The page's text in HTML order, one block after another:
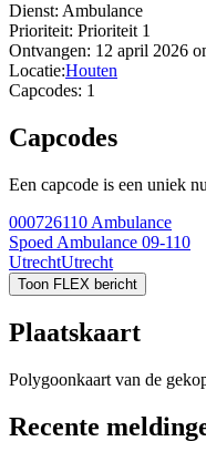
Dienst: Ambulance
Prioriteit: Prioriteit 1
Ontvangen: 12 april 2026
Locatie:Houten
Capcodes: 1
Capcodes
Een capcode is een uniek
000726110 Ambulance
Spoed Ambulance 09-110
UtrechtUtrecht
Toon FLEX bericht
Plaatskaart
Polygoonkaart van de
Recente